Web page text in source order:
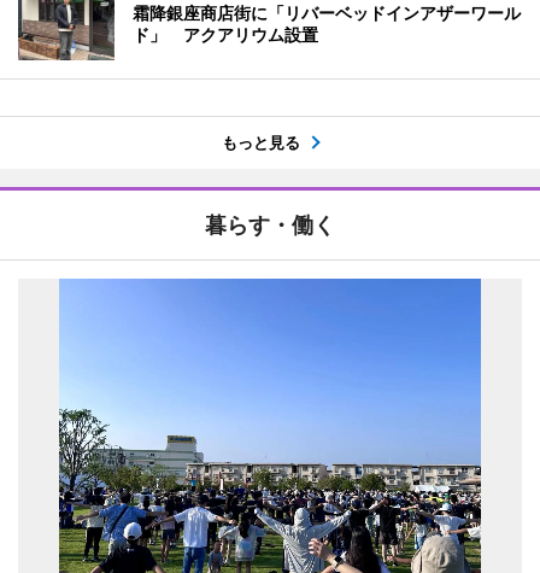
霜降銀座商店街に「リバーベッドインアザーワール
ド」 アクアリウム設置
もっと見る
暮らす・働く